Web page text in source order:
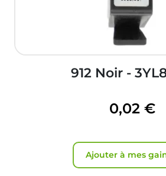
912 Noir -
0,02 €
Ajouter à mes